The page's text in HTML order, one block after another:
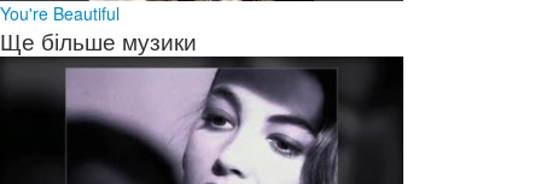
You're Beautiful
Ще більше музики